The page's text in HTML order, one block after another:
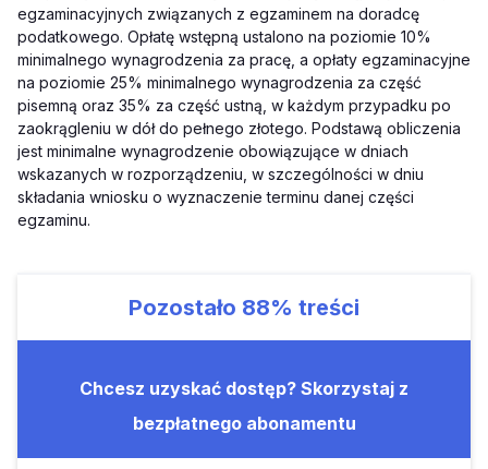
egzaminacyjnych związanych z egzaminem na doradcę
podatkowego. Opłatę wstępną ustalono na poziomie 10%
minimalnego wynagrodzenia za pracę, a opłaty egzaminacyjne
na poziomie 25% minimalnego wynagrodzenia za część
pisemną oraz 35% za część ustną, w każdym przypadku po
zaokrągleniu w dół do pełnego złotego. Podstawą obliczenia
jest minimalne wynagrodzenie obowiązujące w dniach
wskazanych w rozporządzeniu, w szczególności w dniu
składania wniosku o wyznaczenie terminu danej części
egzaminu.
Pozostało 88% treści
Chcesz uzyskać dostęp? Skorzystaj z
bezpłatnego abonamentu